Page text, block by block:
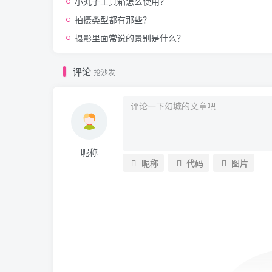
拍摄类型都有那些？
摄影里面常说的景别是什么？
评论 抢沙发
昵称
昵称
代码 图片